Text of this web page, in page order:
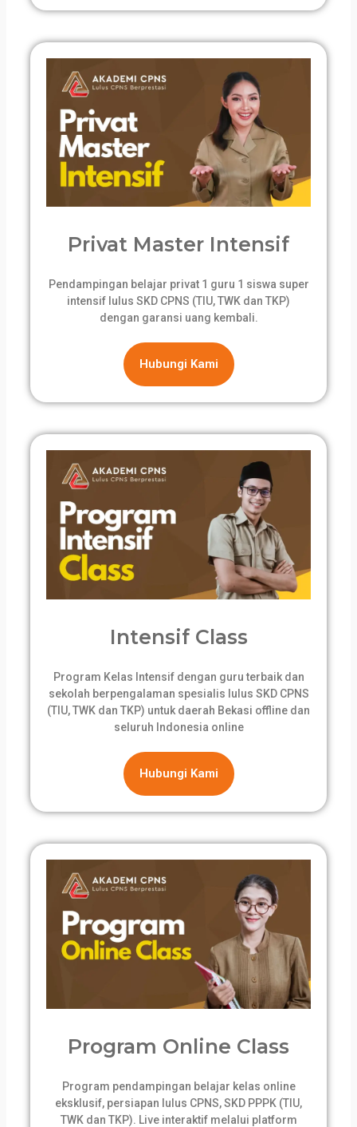
Privat Master Intensif
Pendampingan belajar privat 1 guru 1 siswa super
intensif lulus SKD CPNS (TIU, TWK dan TKP)
dengan garansi uang kembali.
Hubungi Kami
Intensif Class
Program Kelas Intensif dengan guru terbaik dan
sekolah berpengalaman spesialis lulus SKD CPNS
(TIU, TWK dan TKP) untuk daerah Bekasi offline dan
seluruh Indonesia online
Hubungi Kami
Program Online Class
Program pendampingan belajar kelas online
eksklusif, persiapan lulus CPNS, SKD PPPK (TIU,
TWK dan TKP). Live interaktif melalui platform